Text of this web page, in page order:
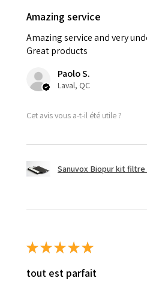
Amazing service
Amazing service and very
Great products
Paolo S.
Laval, QC
Cet avis vous a-t-il été utile ?
Sanuvox Biopur kit
★★★★★
tout est parfait